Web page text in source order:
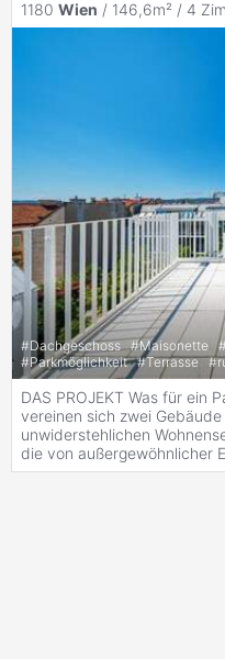
1180 Wien / 146,6m² / 4
#Dachgeschoss #Maisonette #
#Parkmöglichkeit #Terrasse #
DAS PROJEKT Was für ein
vereinen sich zwei
unwiderstehlichen
die von außergewöhnlicher